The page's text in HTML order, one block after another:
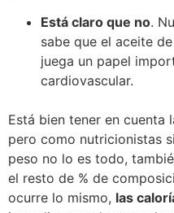
Está claro que no.
sabe que el aceite
juega un papel
cardiovascular.
Está bien tener en cuenta
pero como nutricionistas
peso no lo es todo,
el resto de % de
ocurre lo mismo, las